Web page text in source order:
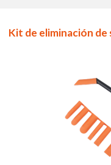
Kit de eliminación de